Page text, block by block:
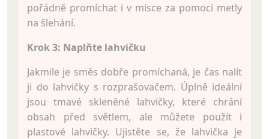
pořádně promíchat i v misce za pomoci metly
na šlehání.
Krok 3: Naplňte lahvičku
Jakmile je směs dobře promíchaná, je čas nalít
ji do lahvičky s rozprašovačem. Úplně ideální
jsou tmavé skleněné lahvičky, které chrání
obsah před světlem, ale můžete použít i
plastové lahvičky. Ujistěte se, že lahvička je